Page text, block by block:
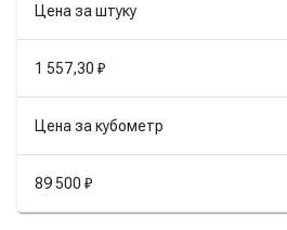
Цена за штуку
1 557,30 ₽
Цена за кубометр
89 500 ₽